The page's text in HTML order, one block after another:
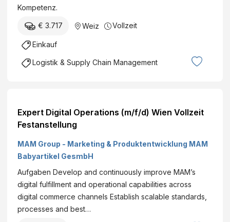
Kompetenz.
€ 3.717 Weiz Vollzeit
Einkauf
Logistik & Supply Chain Management
Expert Digital Operations (m/f/d) Wien Vollzeit
Festanstellung
MAM Group - Marketing & Produktentwicklung MAM
Babyartikel GesmbH
Aufgaben Develop and continuously improve MAM’s
digital fulfillment and operational capabilities across
digital commerce channels Establish scalable standards,
processes and best…